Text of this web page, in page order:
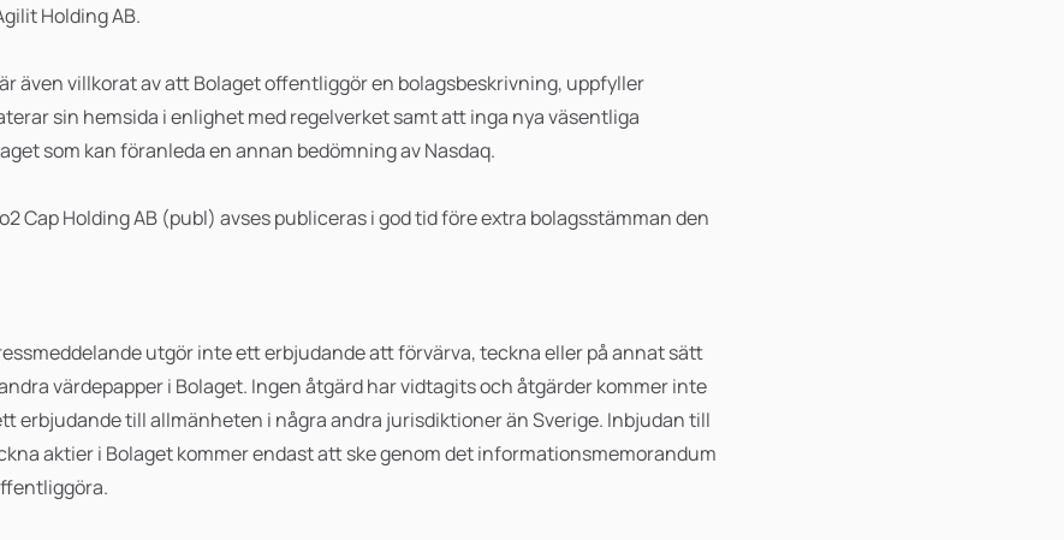
Holding AB.
även villkorat av att Bolaget offentliggör en bolagsbeskrivning, uppfyller
sin hemsida i enlighet med regelverket samt att inga nya väsentliga
som kan föranleda en annan bedömning av Nasdaq.
Cap Holding AB (publ) avses publiceras i god tid före extra bolagsstämman den
utgör inte ett erbjudande att förvärva, teckna eller på annat sätt
värdepapper i Bolaget. Ingen åtgärd har vidtagits och åtgärder kommer inte
erbjudande till allmänheten i några andra jurisdiktioner än Sverige. Inbjudan till
aktier i Bolaget kommer endast att ske genom det informationsmemorandum